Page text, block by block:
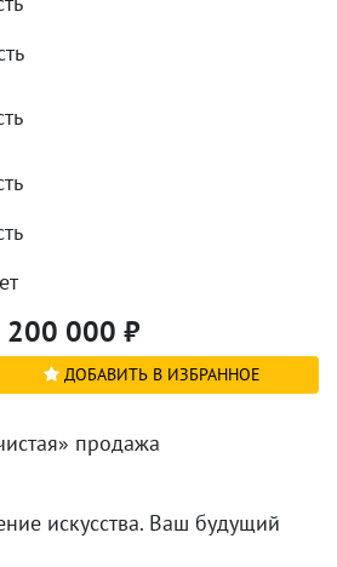
200 000 ₽
ДОБАВИТЬ В ИЗБРАННОЕ
продажа
искусства. Ваш будущий